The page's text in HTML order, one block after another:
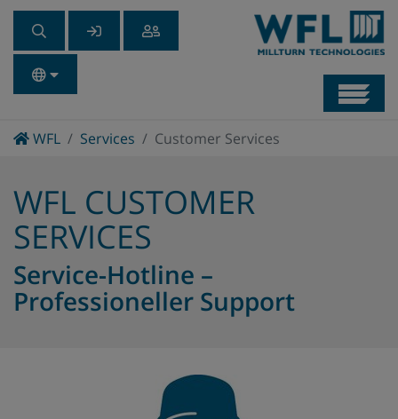
WFLHomeServices Customer Services
WFL CUSTOMER
SERVICES
Service-Hotline –
Professioneller Support